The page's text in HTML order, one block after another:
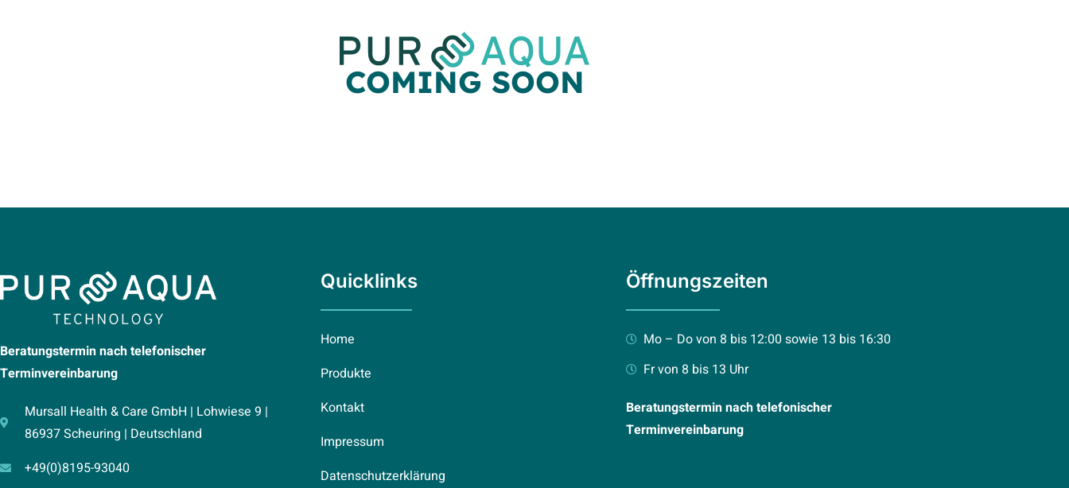
COMING SOON
Beratungstermin nach telefonischer
Terminvereinbarung
Mursall Health & Care GmbH | Lohwiese 9 |
86937 Scheuring | Deutschland
+49(0)8195-93040
Quicklinks
Home
Produkte
Kontakt
Impressum
Datenschutzerklärung
Öffnungszeiten
Mo – Do von 8 bis 12:00 sowie 13 bis 16:30
Fr von 8 bis 13 Uhr
Beratungstermin nach telefonischer
Terminvereinbarung